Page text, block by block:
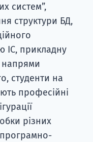
систем”,
структури БД,
ІС, прикладну
напрями
студенти на
професійні
різних